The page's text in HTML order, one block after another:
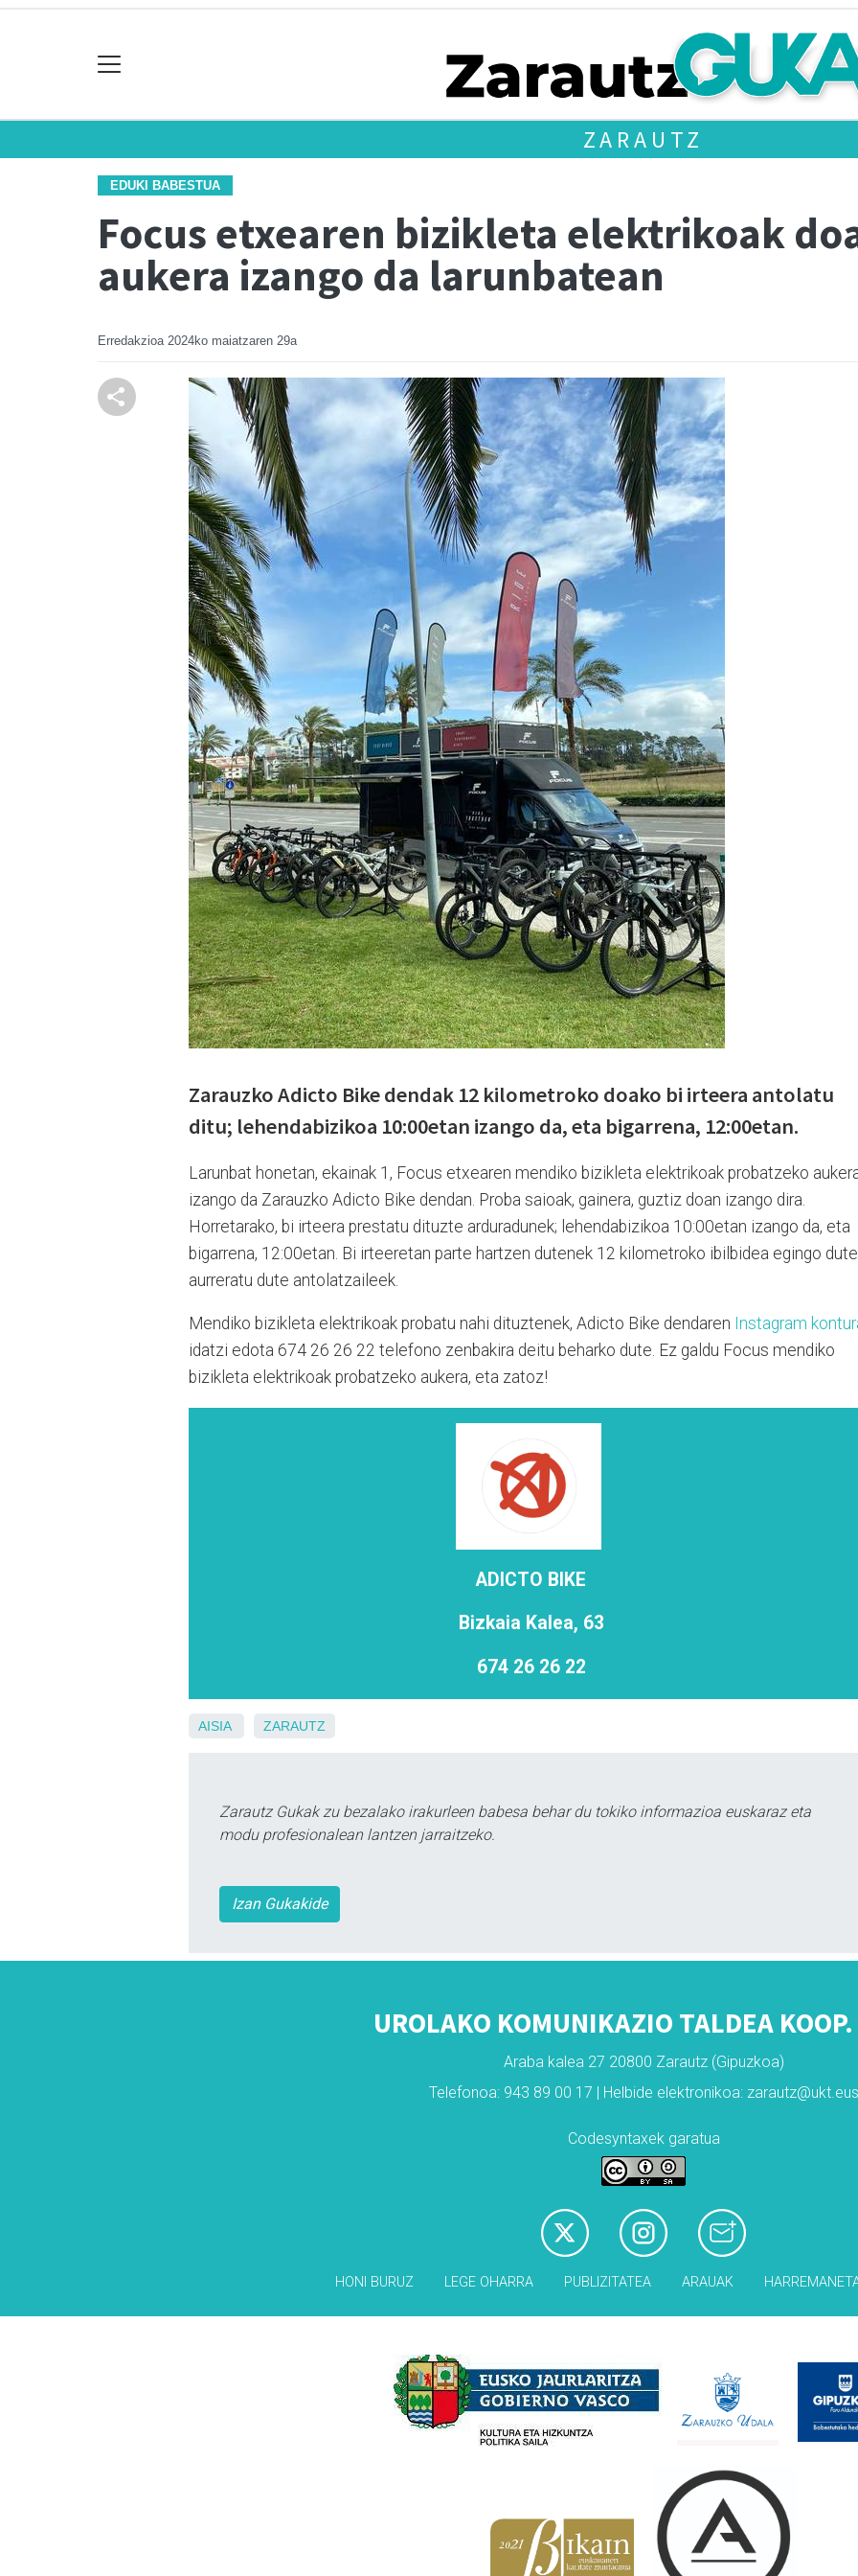
ZARAUTZ
EDUKI BABESTUA
Focus etxearen bizikleta elektrikoak
aukera izango da larunbatean
Erredakzioa 2024ko maiatzaren 29a
Zarauzko Adicto Bike dendak 12 kilometroko doako bi irteera antolatu
ditu; lehendabizikoa 10:00etan izango da, eta bigarrena, 12:00etan.
Larunbat honetan, ekainak 1, Focus etxearen mendiko bizikleta elektrikoak probatzeko
izango da Zarauzko Adicto Bike dendan. Proba saioak, gainera, guztiz doan izango dira.
Horretarako, bi irteera prestatu dituzte arduradunek; lehendabizikoa 10:00etan izango da, eta
bigarrena, 12:00etan. Bi irteeretan parte hartzen dutenek 12 kilometroko ibilbidea egingo
aurreratu dute antolatzaileek.
Mendiko bizikleta elektrikoak probatu nahi dituztenek, Adicto Bike dendaren Instagram
idatzi edota 674 26 26 22 telefono zenbakira deitu beharko dute. Ez galdu Focus mendiko
bizikleta elektrikoak probatzeko aukera, eta zatoz!
ADICTO BIKE
Bizkaia Kalea, 63
674 26 26 22
AISIA ZARAUTZ
Zarautz Gukak zu bezalako irakurleen babesa behar du tokiko informazioa euskaraz eta
modu profesionalean lantzen jarraitzeko.
Izan Gukakide
UROLAKO KOMUNIKAZIO TALDEA
Araba kalea 27 20800 Zarautz (Gipuzkoa)
Telefonoa: 943 89 00 17 | Helbide elektronikoa: zarautz@ukt.eus
Codesyntaxek garatua
HONI BURUZ LEGE OHARRA PUBLIZITATEA ARAUAK